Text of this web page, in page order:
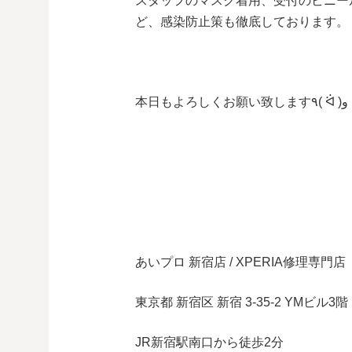
ど、感染防止策も徹底しております。
本日もよろしくお願い致します٩( ᐛ )و
あいプロ 新宿店 / XPERIA修理専門店
東京都 新宿区 新宿 3-35-2 YMビル3階
JR新宿駅南口から徒歩2分